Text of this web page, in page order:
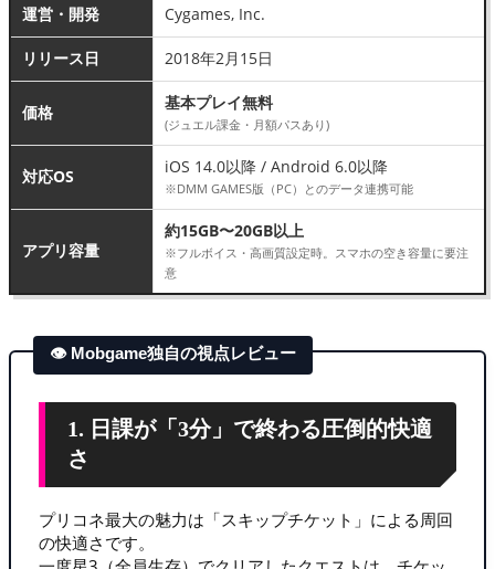
運営・開発 Cygames, Inc.
リリース日 2018年2月15日
価格 基本プレイ無料
(ジュエル課金・月額パスあり)
対応OS iOS 14.0以降 / Android 6.0以降
※DMM GAMES版（PC）とのデータ連携可能
アプリ容量
約15GB〜20GB以上
※フルボイス・高画質設定時。スマホの空き容量に要注
意
👁 Mobgame独自の視点レビュー
1. 日課が「3分」で終わる圧倒的快適
さ
プリコネ最大の魅力は「スキップチケット」による周回
の快適さです。